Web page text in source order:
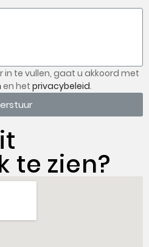
te vullen, gaat u akkoord met
en het privacybeleid.
te zien?